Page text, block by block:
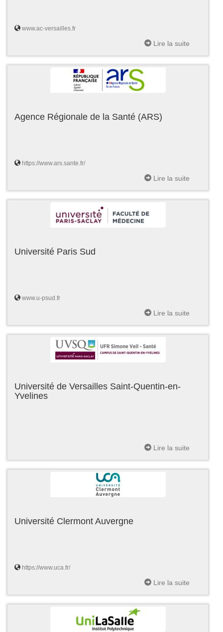
www.ac-versailles.fr
Lire la suite
Agence Régionale de la Santé (ARS)
https://www.ars.sante.fr/
Lire la suite
Université Paris Sud
www.u-psud.fr
Lire la suite
Université de Versailles Saint-Quentin-en-
Yvelines
Lire la suite
Université Clermont Auvergne
https://www.uca.fr/
Lire la suite